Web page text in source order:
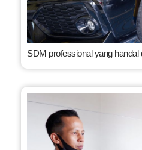
SDM professional yang handal